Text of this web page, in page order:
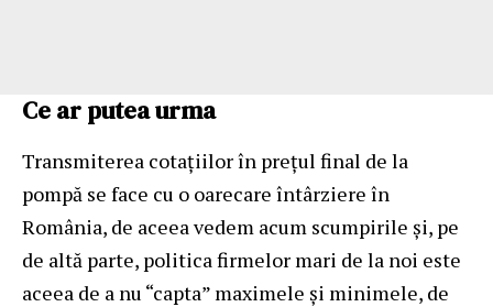
Ce ar putea urma
Transmiterea cotațiilor în prețul final de la
pompă se face cu o oarecare întârziere în
România, de aceea vedem acum scumpirile și, pe
de altă parte, politica firmelor mari de la noi este
aceea de a nu “capta” maximele și minimele, de